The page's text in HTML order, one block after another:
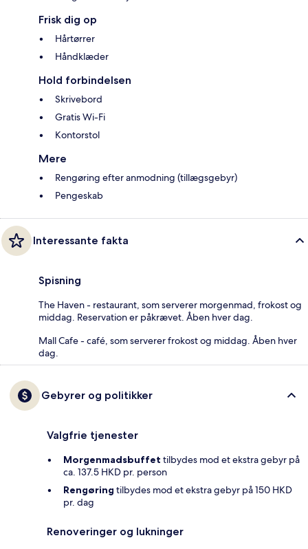
Frisk dig op
Hårtørrer
Håndklæder
Hold forbindelsen
Skrivebord
Gratis Wi-Fi
Kontorstol
Mere
Rengøring efter anmodning (tillægsgebyr)
Pengeskab
Interessante fakta
Spisning
The Haven - restaurant, som serverer morgenmad, frokost og
middag. Reservation er påkrævet. Åben hver dag.
Mall Cafe - café, som serverer frokost og middag. Åben hver
dag.
Gebyrer og politikker
Valgfrie tjenester
Morgenmadsbuffet tilbydes mod et ekstra gebyr på
ca. 137.5 HKD pr. person
Rengøring tilbydes mod et ekstra gebyr på 150 HKD
pr. dag
Renoveringer og lukninger